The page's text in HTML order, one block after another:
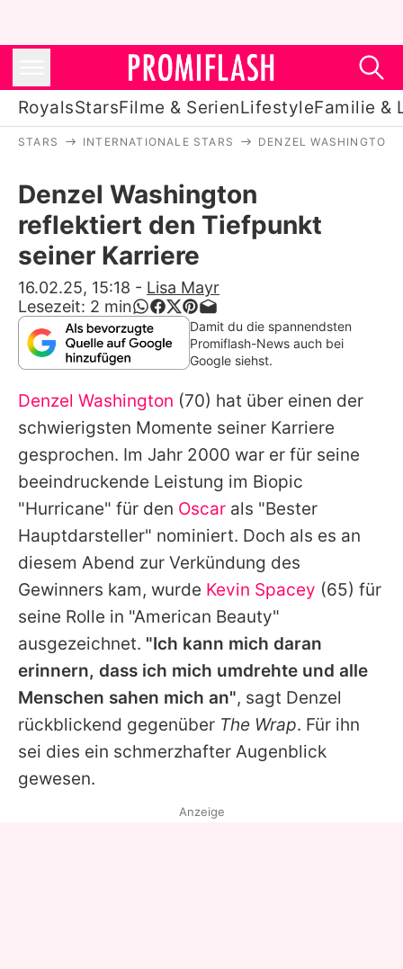
RoyalsStarsFilme & SerienLifestyleFamilie &
Stars
Filme & Serien
Lifestyle
Familie & Liebe
Promiflash Exklusiv
Alle Themen auf Promiflash
Jobs
App runterladen
Team
Redaktionelle Richtlinien
Impressum
Datenschutzerklärung
Utiq verwalten
STARS INTERNATIONALE STARS DENZEL WASHINGTON
Denzel Washington
reflektiert den Tiefpunkt
seiner Karriere
16.02.25, 15:18 - Lisa Mayr
Lesezeit: 2 min
Damit du die spannendsten
Promiflash-News auch bei
Google siehst.
Denzel Washington (70) hat über einen der
schwierigsten Momente seiner Karriere
gesprochen. Im Jahr 2000 war er für seine
beeindruckende Leistung im Biopic
"Hurricane" für den Oscar als "Bester
Hauptdarsteller" nominiert. Doch als es an
diesem Abend zur Verkündung des
Gewinners kam, wurde Kevin Spacey (65) für
seine Rolle in "American Beauty"
ausgezeichnet. "Ich kann mich daran
erinnern, dass ich mich umdrehte und alle
Menschen sahen mich an", sagt Denzel
rückblickend gegenüber The Wrap. Für ihn
sei dies ein schmerzhafter Augenblick
gewesen.
Anzeige